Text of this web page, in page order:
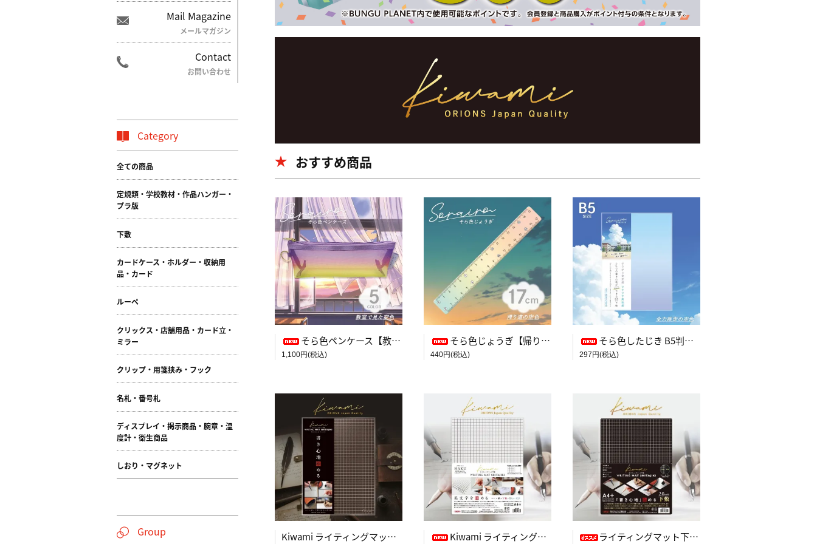
おすすめ商品
そら色ペンケース【教室で見た空色】
1,100円(税込)
そら色じょうぎ【帰り道の空色】
440円(税込)
そら色したじき B5判【全力疾走の空色】
297円(税込)
Kiwami ライティングマット下敷 A4+【ブラウン&キャメル】 Kiwami ライティングマット下敷 HAKU白薄【A4+方眼】 ライティングマット下敷 A4+
Mail Magazine
メールマガジン
Contact
お問い合わせ
Category
全ての商品
定規類・学校教材・作品ハンガー・
プラ版
下敷
カードケース・ホルダー・収納用
品・カード
ルーペ
クリックス・店舗用品・カード立・
ミラー
クリップ・用箋挟み・フック
名札・番号札
ディスプレイ・掲示商品・腕章・温
度計・衛生商品
しおり・マグネット
Group